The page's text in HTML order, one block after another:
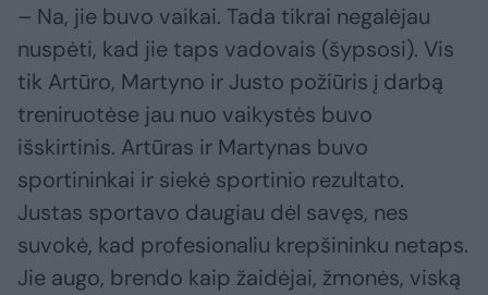
– Na, jie buvo vaikai. Tada tikrai negalėjau
nuspėti, kad jie taps vadovais (šypsosi). Vis
tik Artūro, Martyno ir Justo požiūris į darbą
treniruotėse jau nuo vaikystės buvo
išskirtinis. Artūras ir Martynas buvo
sportininkai ir siekė sportinio rezultato.
Justas sportavo daugiau dėl savęs, nes
suvokė, kad profesionaliu krepšininku netaps.
Jie augo, brendo kaip žaidėjai, žmonės, viską